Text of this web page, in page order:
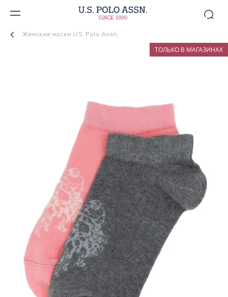
Женские носки U.S. Polo Assn.
ТОЛЬКО В МАГАЗИНАХ